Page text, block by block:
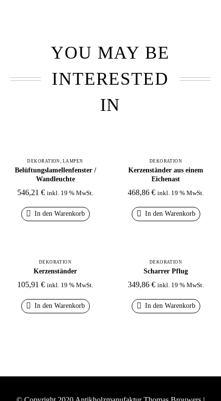
YOU MAY BE
INTERESTED
IN
DEKORATION LAMPEN
Belüftungslamellenfenster /
Wandleuchte
546,21 € inkl. 19 % MwSt.
In den Warenkorb
DEKORATION
Kerzenständer aus einem
Eichenast
468,86 € inkl. 19 % MwSt.
In den Warenkorb
DEKORATION
Kerzenständer
105,91 € inkl. 19 % MwSt.
In den Warenkorb
DEKORATION
Scharrer Pflug
349,86 € inkl. 19 % MwSt.
In den Warenkorb